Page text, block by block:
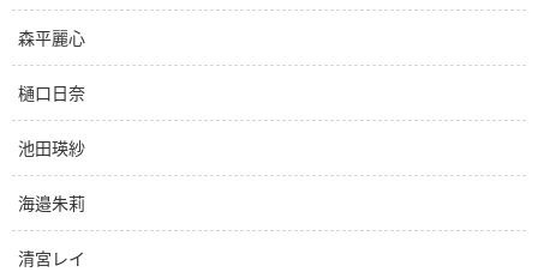
森平麗心
樋口日奈
池田瑛紗
海邉朱莉
清宮レイ